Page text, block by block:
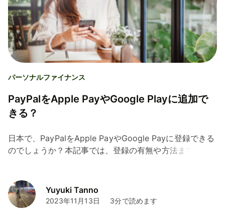
パーソナルファイナンス
PayPalをApple PayやGoogle Playに追加で
きる？
日本で、PayPalをApple PayやGoogle Payに登録できる
のでしょうか？本記事では、登録の有無や方法まで、解
Yuyuki Tanno
2023年11月13日 3分で読めます